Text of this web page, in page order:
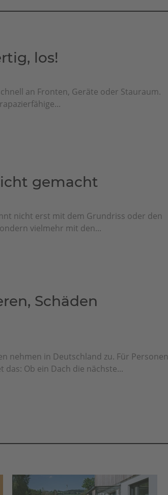
los!
an Fronten, Geräte oder Stauraum.
gemacht
nicht erst mit dem Grundriss oder den
vielmehr mit den...
Schäden
nehmen in Deutschland zu. Für Personen
Ob ein Dach die nächste...